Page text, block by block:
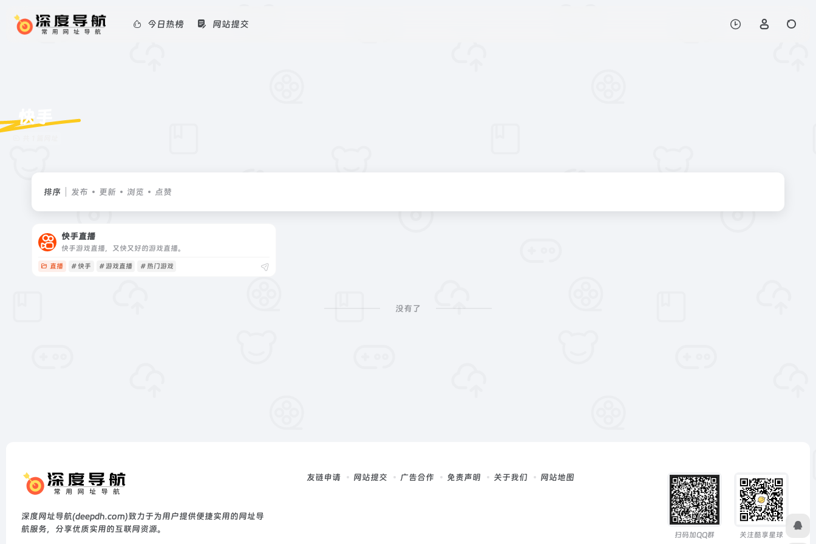
今日热榜 网站提交
快手
排序 发布 更新 浏览 点赞
快手直播
快手游戏直播，又快又好的游戏直播。
直播 # 快手 # 游戏直播 # 热门游戏
没有了
深度网址导航(deepdh.com)致力于为用户提供便捷实用的网址导
航服务，分享优质实用的互联网资源。
友链申请 网站提交 广告合作 免责声明 关于我们 网站地图
扫码加QQ群 关注酷享星球